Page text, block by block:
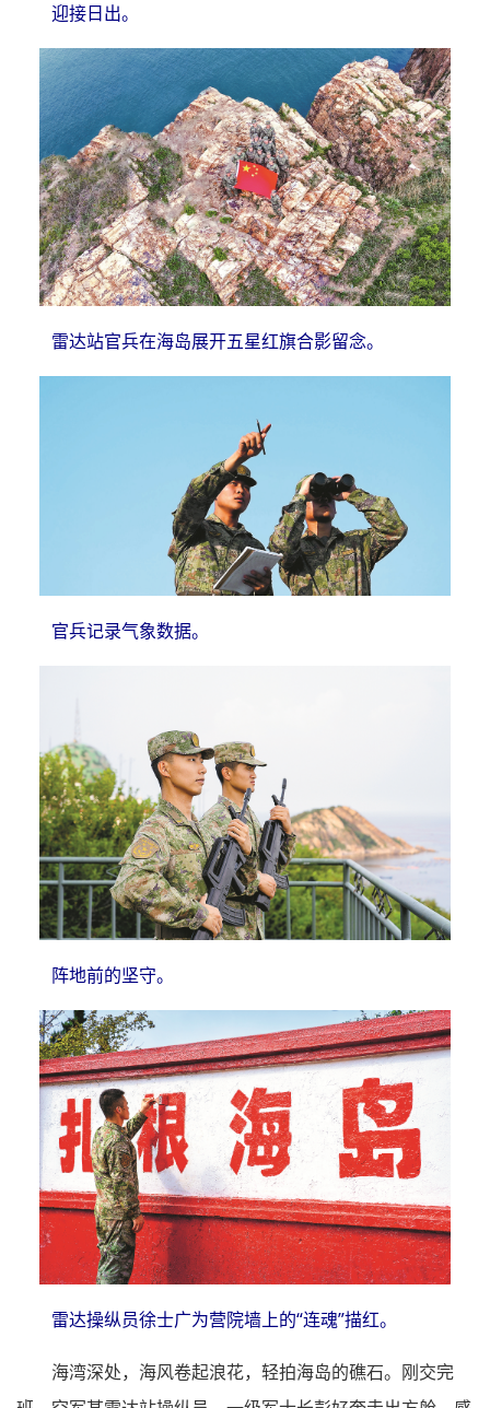
迎接日出。
雷达站官兵在海岛展开五星红旗合影留念。
官兵记录气象数据。
阵地前的坚守。
雷达操纵员徐士广为营院墙上的“连魂”描红。
海湾深处，海风卷起浪花，轻拍海岛的礁石。刚交完